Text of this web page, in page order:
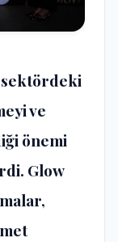
sektördeki
ve
önemi
Glow